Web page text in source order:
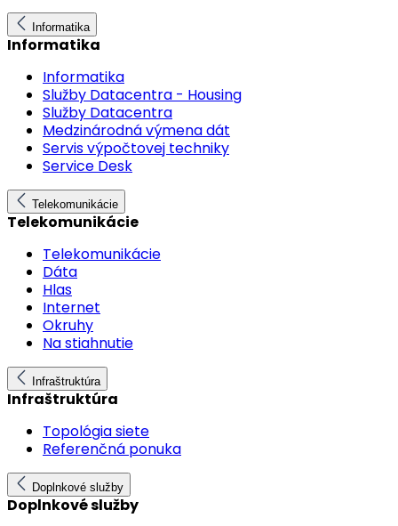
Informatika
Informatika
Informatika
Služby Datacentra - Housing
Služby Datacentra
Medzinárodná výmena dát
Servis výpočtovej techniky
Service Desk
Telekomunikácie
Telekomunikácie
Telekomunikácie
Dáta
Hlas
Internet
Okruhy
Na stiahnutie
Infraštruktúra
Infraštruktúra
Topológia siete
Referenčná ponuka
Doplnkové služby
Doplnkové služby